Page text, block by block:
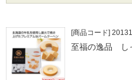
[商品コード]
至福の逸品 し